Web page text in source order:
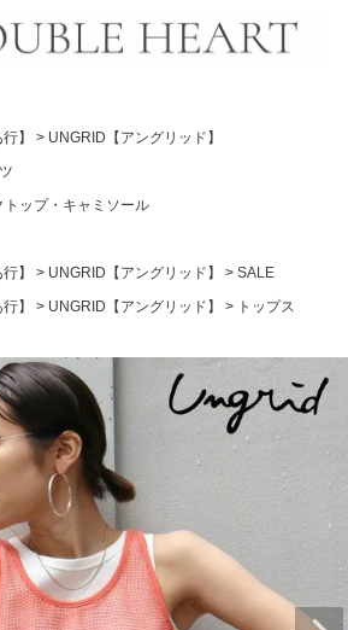
】
UNGRID【アングリッド】
トップ・キャミソール
】 UNGRID【アングリッド】
SALE
】 UNGRID【アングリッド】
トップス